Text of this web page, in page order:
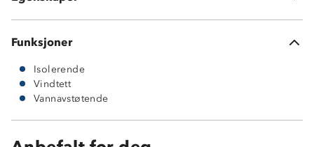
Funksjoner
Isolerende
Vindtett
Vannavstøtende